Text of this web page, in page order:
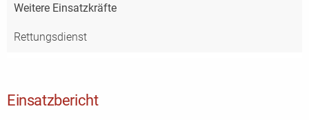
Weitere Einsatzkräfte
Rettungsdienst
Einsatzbericht